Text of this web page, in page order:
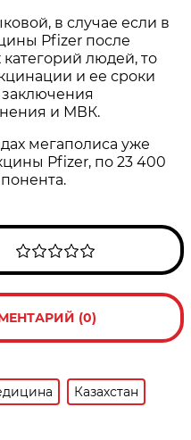
в случае если в
Pfizer после
людей, то
и ее сроки
заключения
и МВК.
мегаполиса уже
Pfizer, по 23 400
(0)
Казахстан